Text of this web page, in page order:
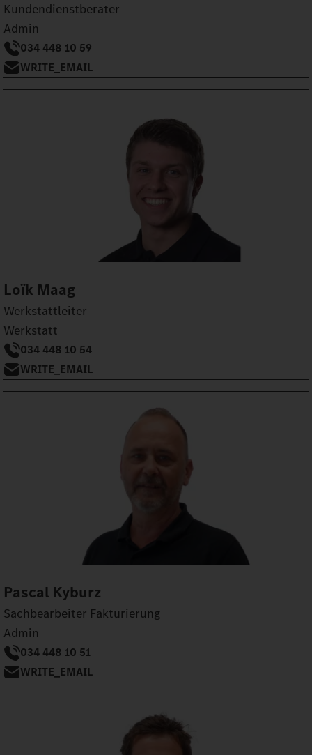
Kundendienstberater
Admin
034 448 10 59
WRITE_EMAIL
Loïk Maag
Werkstattleiter
Werkstatt
034 448 10 54
WRITE_EMAIL
Pascal Kyburz
Sachbearbeiter Fakturierung
Admin
034 448 10 51
WRITE_EMAIL